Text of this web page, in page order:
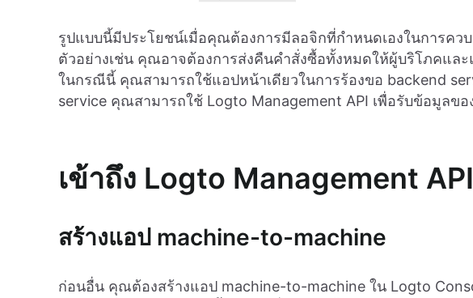
รูปแบบนี้มีประโยชน์เมื่อคุณต้องการมีลอจิกที่กำหนดเองในการคว
ตัวอย่างเช่น คุณอาจต้องการส่งคืนคำสั่งซื้อทั้งหมดให้ผู้บริโภคแล
ในกรณีนี้ คุณสามารถใช้แอปหน้าเดียวในการร้องขอ backend
service คุณสามารถใช้ Logto Management API เพื่อรับข้อมูลขอ
เข้าถึง Logto Management API
สร้างแอป machine-to-machine
ก่อนอื่น คุณต้องสร้างแอป machine-to-machine ใน Logto